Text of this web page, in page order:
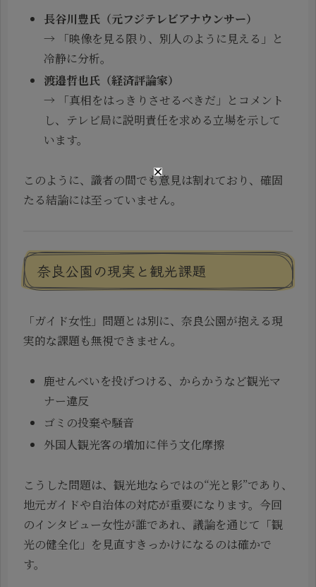
長谷川豊氏（元フジテレビアナウンサー）
→ 「映像を見る限り、別人のように見える」と
冷静に分析。
渡邉哲也氏（経済評論家）
→ 「真相をはっきりさせるべきだ」とコメント
し、テレビ局に説明責任を求める立場を示して
います。
このように、識者の間でも意見は割れており、確固
たる結論には至っていません。
奈良公園の現実と観光課題
「ガイド女性」問題とは別に、奈良公園が抱える現
実的な課題も無視できません。
鹿せんべいを投げつける、からかうなど観光マ
ナー違反
ゴミの投棄や騒音
外国人観光客の増加に伴う文化摩擦
こうした問題は、観光地ならではの“光と影”であり、
地元ガイドや自治体の対応が重要になります。今回
のインタビュー女性が誰であれ、議論を通じて「観
光の健全化」を見直すきっかけになるのは確かで
す。